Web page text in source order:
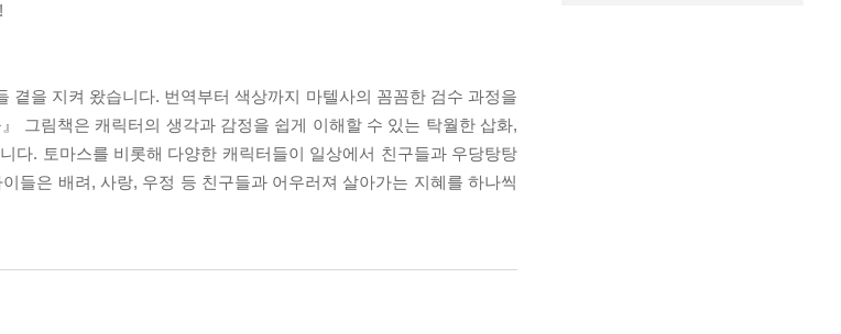
을 지켜 왔습니다. 번역부터 색상까지 마텔사의 꼼꼼한 검수 과정을
그림책은 캐릭터의 생각과 감정을 쉽게 이해할 수 있는 탁월한 삽화,
다. 토마스를 비롯해 다양한 캐릭터들이 일상에서 친구들과 우당탕탕
들은 배려, 사랑, 우정 등 친구들과 어우러져 살아가는 지혜를 하나씩